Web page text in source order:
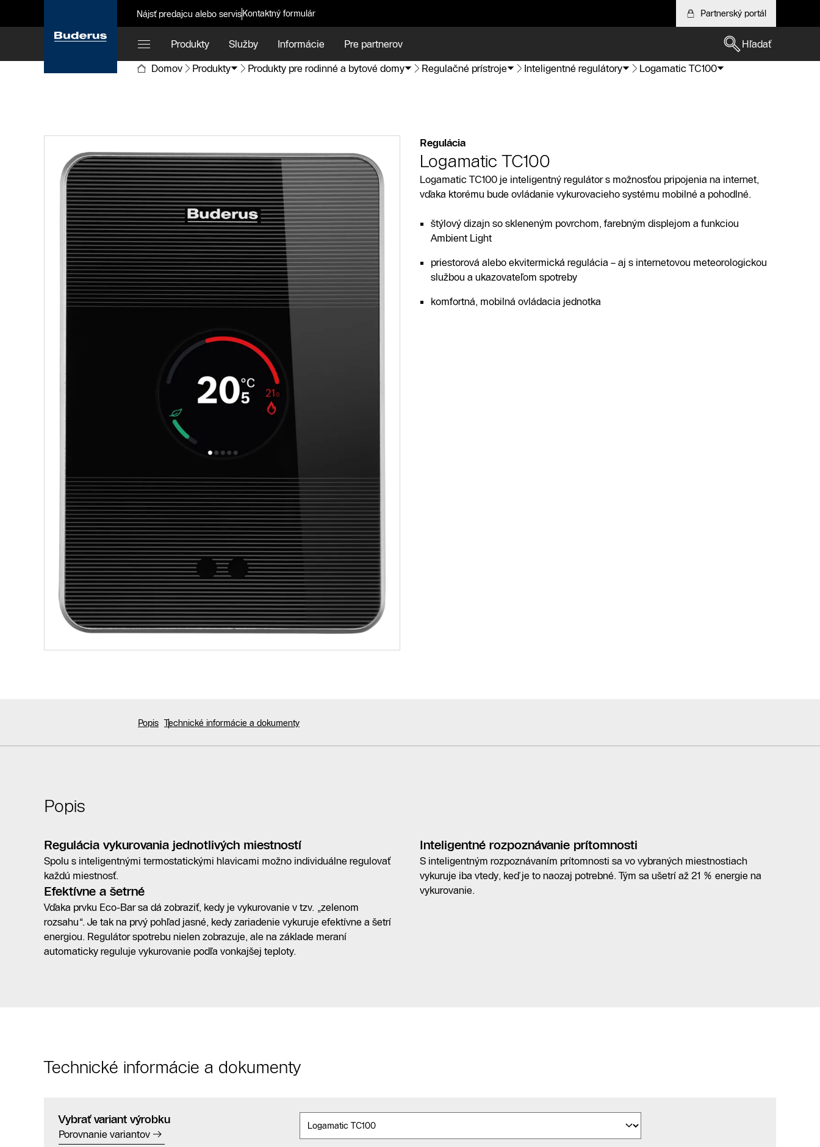
Nájsť predajcu alebo servisKontaktný formulár Partnerský portál
Produkty Služby Informácie Pre partnerov
Hľadať
Domov
Produkty Produkty pre rodinné a bytové domy Regulačné prístroje Inteligentné regulátory Logamatic TC100
Regulácia
Logamatic TC100
Logamatic TC100 je inteligentný regulátor s možnosťou pripojenia na internet,
vďaka ktorému bude ovládanie vykurovacieho systému mobilné a pohodlné.
štýlový dizajn so skleneným povrchom, farebným displejom a funkciou
Ambient Light
priestorová alebo ekvitermická regulácia – aj s internetovou meteorologickou
službou a ukazovateľom spotreby
komfortná, mobilná ovládacia jednotka
Popis Technické informácie a dokumenty
Popis
Regulácia vykurovania jednotlivých miestností
Spolu s inteligentnými termostatickými hlavicami možno individuálne regulovať
každú miestnosť.
Efektívne a šetrné
Vďaka prvku Eco-Bar sa dá zobraziť, kedy je vykurovanie v tzv. „zelenom
rozsahu“. Je tak na prvý pohľad jasné, kedy zariadenie vykuruje efektívne a šetrí
energiou. Regulátor spotrebu nielen zobrazuje, ale na základe meraní
automaticky reguluje vykurovanie podľa vonkajšej teploty.
Inteligentné rozpoznávanie prítomnosti
S inteligentným rozpoznávaním prítomnosti sa vo vybraných miestnostiach
vykuruje iba vtedy, keď je to naozaj potrebné. Tým sa ušetrí až 21 % energie na
vykurovanie.
Technické informácie a dokumenty
Vybrať variant výrobku
Porovnanie variantov